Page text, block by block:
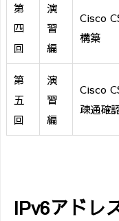
第
四
回
演
習
編
Cisco
構築
第
五
回
演
習
編
Cisco
疎通確
IPv6アドレ